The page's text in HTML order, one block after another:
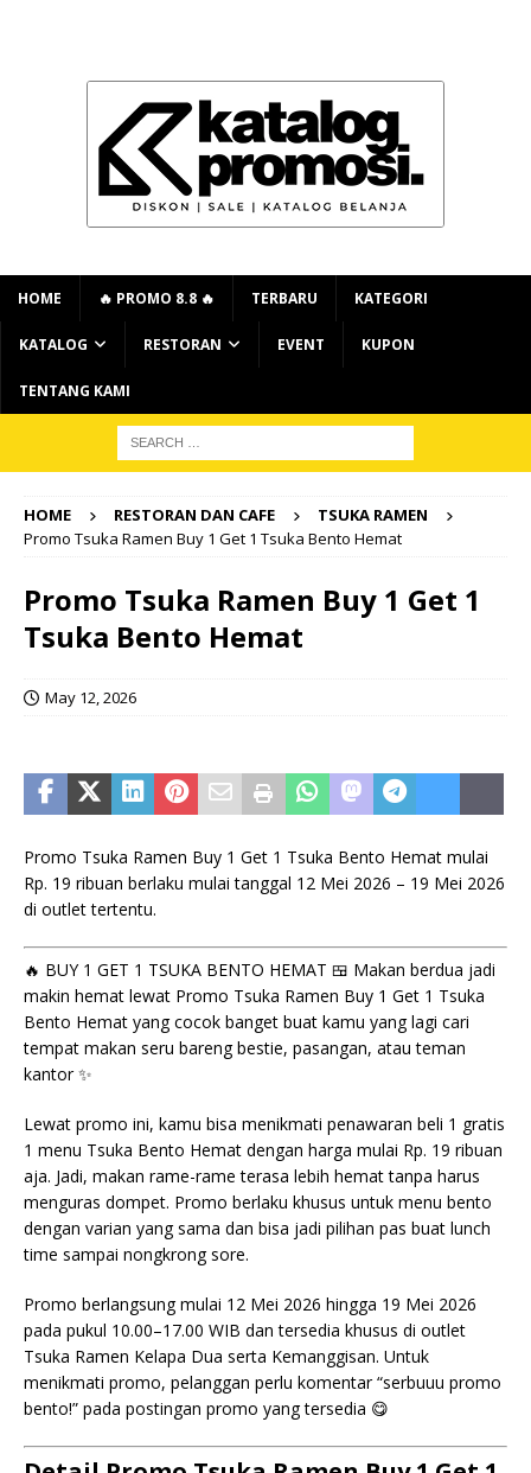
HOME 🔥 PROMO 8.8 🔥 TERBARU KATEGORI
KATALOG RESTORAN EVENT KUPON
TENTANG KAMI
HOME RESTORAN DAN CAFE
TSUKA RAMEN
Promo Tsuka Ramen Buy 1 Get 1 Tsuka Bento Hemat
Promo Tsuka Ramen Buy 1 Get 1
Tsuka Bento Hemat
May 12, 2026
Promo Tsuka Ramen Buy 1 Get 1 Tsuka Bento Hemat mulai
Rp. 19 ribuan berlaku mulai tanggal 12 Mei 2026 – 19 Mei 2026
di outlet tertentu.
🔥 BUY 1 GET 1 TSUKA BENTO HEMAT 🍱 Makan berdua jadi
makin hemat lewat Promo Tsuka Ramen Buy 1 Get 1 Tsuka
Bento Hemat yang cocok banget buat kamu yang lagi cari
tempat makan seru bareng bestie, pasangan, atau teman
kantor ✨
Lewat promo ini, kamu bisa menikmati penawaran beli 1 gratis
1 menu Tsuka Bento Hemat dengan harga mulai Rp. 19 ribuan
aja. Jadi, makan rame-rame terasa lebih hemat tanpa harus
menguras dompet. Promo berlaku khusus untuk menu bento
dengan varian yang sama dan bisa jadi pilihan pas buat lunch
time sampai nongkrong sore.
Promo berlangsung mulai 12 Mei 2026 hingga 19 Mei 2026
pada pukul 10.00–17.00 WIB dan tersedia khusus di outlet
Tsuka Ramen Kelapa Dua serta Kemanggisan. Untuk
menikmati promo, pelanggan perlu komentar “serbuuu promo
bento!” pada postingan promo yang tersedia 😋